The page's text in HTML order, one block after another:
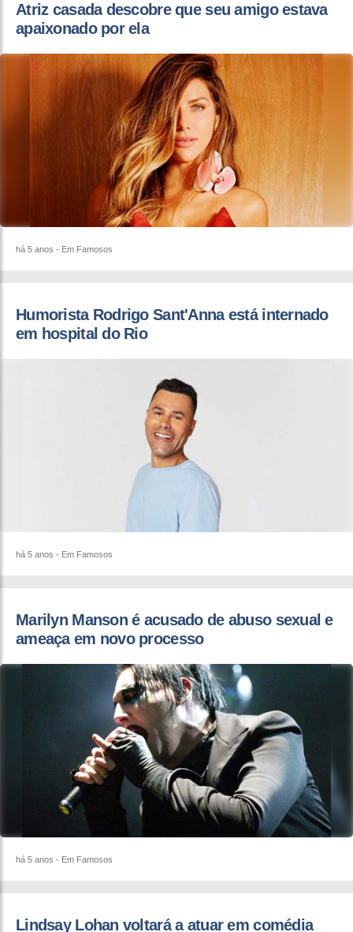
Atriz casada descobre que seu amigo estava
apaixonado por ela
há 5 anos - Em Famosos
Humorista Rodrigo Sant'Anna está internado
em hospital do Rio
há 5 anos - Em Famosos
Marilyn Manson é acusado de abuso sexual e
ameaça em novo processo
há 5 anos - Em Famosos
Lindsay Lohan voltará a atuar em comédia